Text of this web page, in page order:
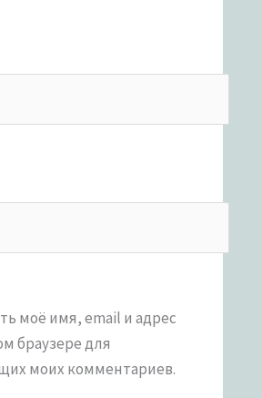
моё имя, email и адрес
браузере для
моих комментариев.